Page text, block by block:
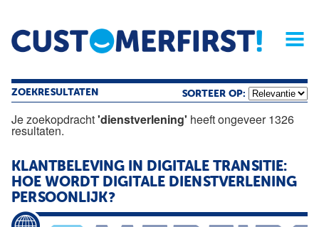
Home Opinie Archief
Magazine
ZOEKRESULTATEN SORTEER OP:
Je zoekopdracht'dienstverlening' heeft ongeveer 1326
resultaten.
KLANTBELEVING IN DIGITALE TRANSITIE:
HOE WORDT DIGITALE DIENSTVERLENING
PERSOONLIJK?